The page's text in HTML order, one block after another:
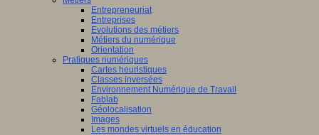
Entrepreneuriat
Entreprises
Evolutions des métiers
Métiers du numérique
Orientation
Pratiques numériques
Cartes heuristiques
Classes inversées
Environnement Numérique de Travail
Fablab
Géolocalisation
Images
Les mondes virtuels en éducation